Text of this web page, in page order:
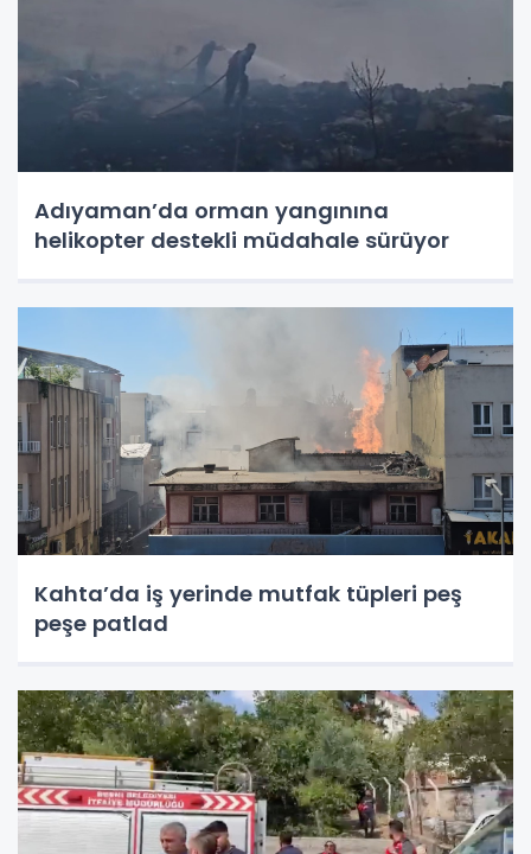
Adıyaman’da orman yangınına
helikopter destekli müdahale sürüyor
Kahta’da iş yerinde mutfak tüpleri peş
peşe patlad